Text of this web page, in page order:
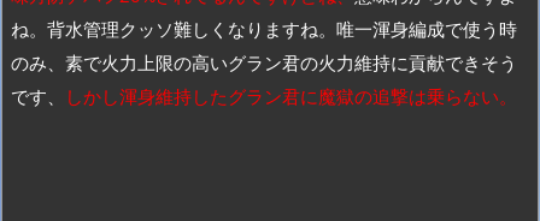
ね。背水管理クッソ難しくなりますね。唯一渾身編成で使う時
のみ、素で火力上限の高いグラン君の火力維持に貢献できそう
です、
しかし渾身維持したグラン君に魔獄の追撃は乗らない。